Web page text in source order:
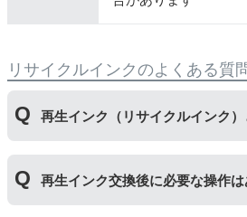
リサイクルインクのよくある質
再生インク（リサイクルインク
にて洗浄やインク充填をしたう
商品です。純正品に比べて、印
再生インク交換後に必要な操作は